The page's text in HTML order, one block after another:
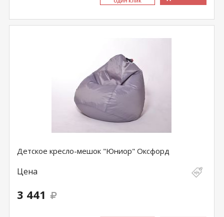
Детское кресло-мешок "Юниор" Оксфорд
Цена
3 441